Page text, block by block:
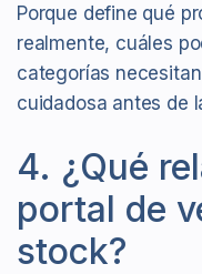
Porque define qué
realmente, cuáles
categorías
cuidadosa antes de
4. ¿Qué
portal de
stock?